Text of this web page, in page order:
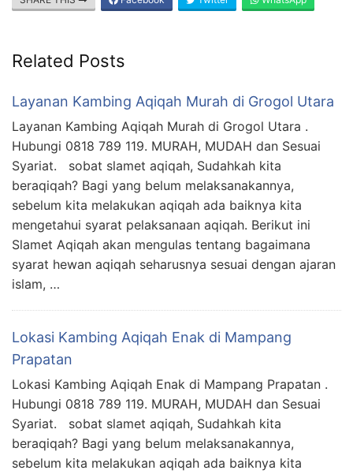
Related Posts
Layanan Kambing Aqiqah Murah di Grogol Utara
Layanan Kambing Aqiqah Murah di Grogol Utara .
Hubungi 0818 789 119. MURAH, MUDAH dan Sesuai
Syariat. sobat slamet aqiqah, Sudahkah kita
beraqiqah? Bagi yang belum melaksanakannya,
sebelum kita melakukan aqiqah ada baiknya kita
mengetahui syarat pelaksanaan aqiqah. Berikut ini
Slamet Aqiqah akan mengulas tentang bagaimana
syarat hewan aqiqah seharusnya sesuai dengan ajaran
islam, …
Lokasi Kambing Aqiqah Enak di Mampang
Prapatan
Lokasi Kambing Aqiqah Enak di Mampang Prapatan .
Hubungi 0818 789 119. MURAH, MUDAH dan Sesuai
Syariat. sobat slamet aqiqah, Sudahkah kita
beraqiqah? Bagi yang belum melaksanakannya,
sebelum kita melakukan aqiqah ada baiknya kita